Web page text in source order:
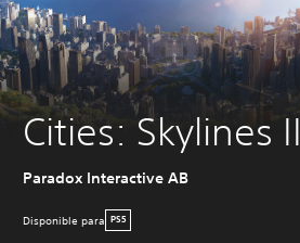
Cities: Skylines II
Paradox Interactive AB
Disponible para PS5